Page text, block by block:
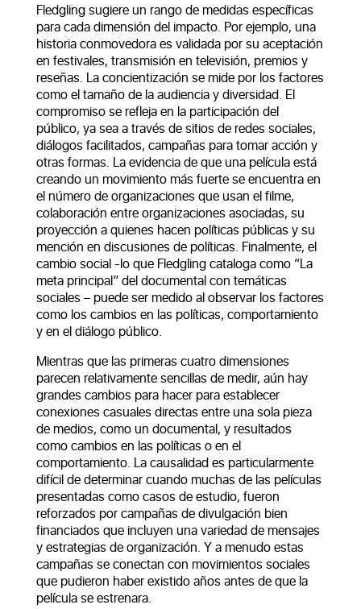
Fledgling sugiere un rango de medidas específicas
para cada dimensión del impacto. Por ejemplo, una
historia conmovedora es validada por su aceptación
en festivales, transmisión en televisión, premios y
reseñas. La concientización se mide por los factores
como el tamaño de la audiencia y diversidad. El
compromiso se refleja en la participación del
público, ya sea a través de sitios de redes sociales,
diálogos facilitados, campañas para tomar acción y
otras formas. La evidencia de que una película está
creando un movimiento más fuerte se encuentra en
el número de organizaciones que usan el filme,
colaboración entre organizaciones asociadas, su
proyección a quienes hacen políticas públicas y su
mención en discusiones de políticas. Finalmente, el
cambio social -lo que Fledgling cataloga como “La
meta principal” del documental con temáticas
sociales – puede ser medido al observar los factores
como los cambios en las políticas, comportamiento
y en el diálogo público.
Mientras que las primeras cuatro dimensiones
parecen relativamente sencillas de medir, aún hay
grandes cambios para hacer para establecer
conexiones casuales directas entre una sola pieza
de medios, como un documental, y resultados
como cambios en las políticas o en el
comportamiento. La causalidad es particularmente
difícil de determinar cuando muchas de las películas
presentadas como casos de estudio, fueron
reforzados por campañas de divulgación bien
financiados que incluyen una variedad de mensajes
y estrategias de organización. Y a menudo estas
campañas se conectan con movimientos sociales
que pudieron haber existido años antes de que la
película se estrenara.